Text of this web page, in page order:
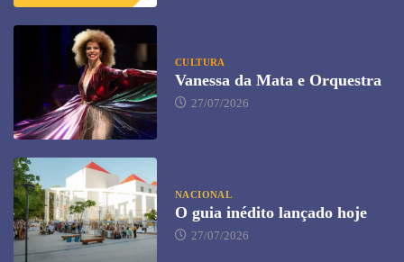
CULTURA
Vanessa da Mata e Orquestra
27/07/2026
NACIONAL
O guia inédito lançado hoje
27/07/2026